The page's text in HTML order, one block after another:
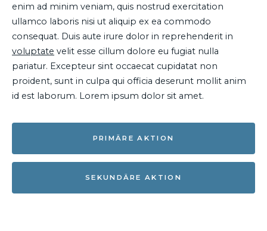
enim ad minim veniam, quis nostrud exercitation
ullamco laboris nisi ut aliquip ex ea commodo
consequat. Duis aute irure dolor in reprehenderit in
voluptate velit esse cillum dolore eu fugiat nulla
pariatur. Excepteur sint occaecat cupidatat non
proident, sunt in culpa qui officia deserunt mollit anim
id est laborum. Lorem ipsum dolor sit amet.
PRIMÄRE AKTION
SEKUNDÄRE AKTION